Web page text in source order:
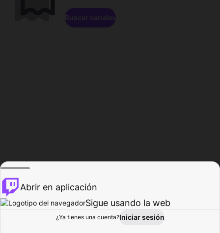
Explorar Actividad
Buscar canales
Abrir en aplicación
Sigue usando la web
¿Ya tienes una cuenta?Iniciar sesión